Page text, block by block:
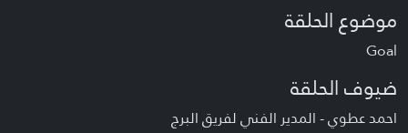
موضوع الحلقة
Goal
ضيوف الحلقة
احمد عطوي - المدير الفني لفريق البرج